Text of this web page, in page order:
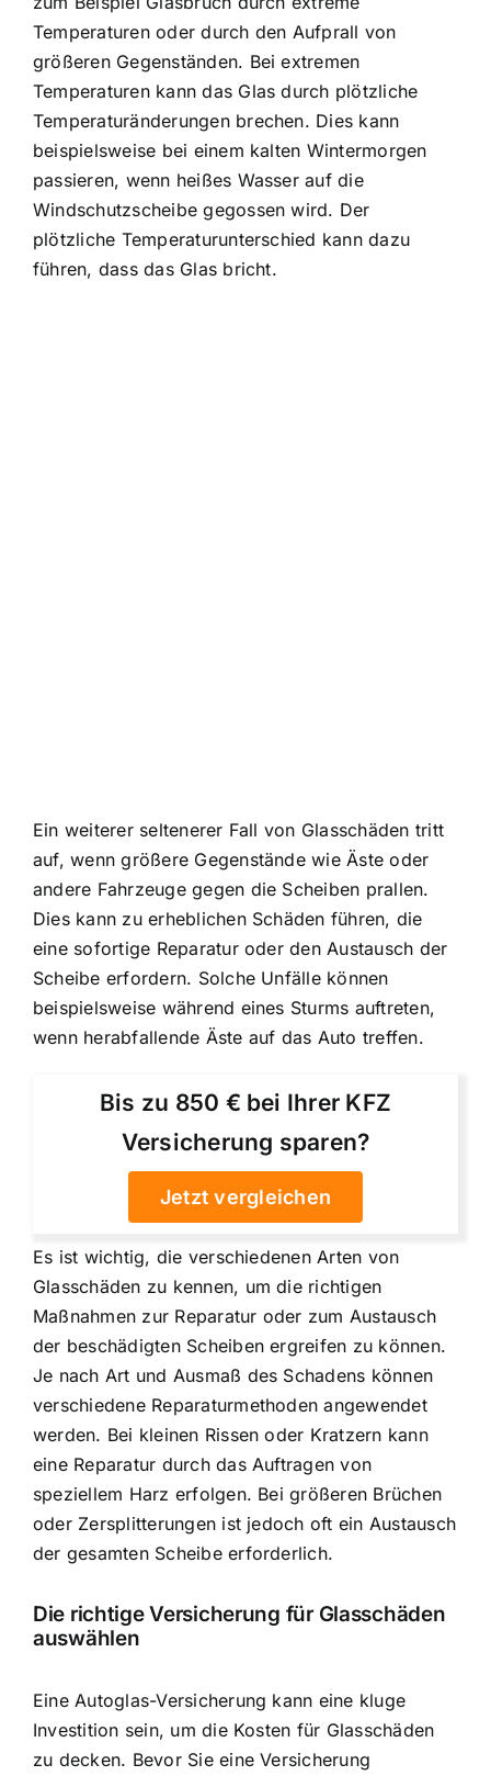
Temperaturenoder durch den Aufprall von
größeren Gegenständen. Bei extremen
Temperaturen kann das Glas durch plötzliche
Temperaturänderungen brechen. Dies kann
beispielsweise bei einem kalten Wintermorgen
passieren, wenn heißes Wasser auf die
Windschutzscheibe gegossen wird. Der
plötzliche Temperaturunterschied kann dazu
führen, dass das Glas bricht.
Ein weiterer seltenerer Fall von Glasschäden tritt
auf, wenn größere Gegenstände wie Äste oder
andere Fahrzeuge gegen die Scheiben prallen.
Dies kann zu erheblichen Schäden führen, die
eine sofortige Reparatur oder den Austausch der
Scheibe erfordern. Solche Unfälle können
beispielsweise während eines Sturms auftreten,
wenn herabfallende Äste auf das Auto treffen.
Bis zu 850 € bei Ihrer KFZ
Versicherung sparen?
Jetzt vergleichen
Es ist wichtig, die verschiedenen Arten von
Glasschäden zu kennen, um die richtigen
Maßnahmen zur Reparatur oder zum Austausch
der beschädigten Scheiben ergreifen zu können.
Je nach Art und Ausmaß des Schadens können
verschiedene Reparaturmethoden angewendet
werden. Bei kleinen Rissen oder Kratzern kann
eine Reparatur durch das Auftragen von
speziellem Harz erfolgen. Bei größeren Brüchen
oder Zersplitterungen ist jedoch oft ein Austausch
der gesamten Scheibe erforderlich.
Die richtige Versicherung für Glasschäden
auswählen
Eine Autoglas-Versicherung kann eine kluge
Investition sein, um die Kosten für Glasschäden
zu decken. Bevor Sie eine Versicherung